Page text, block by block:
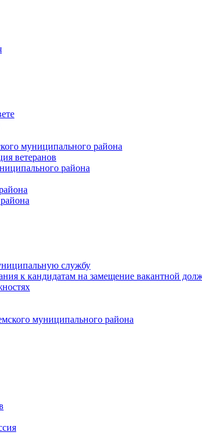
муниципального района
ветеранов
района
службу
к кандидатам на замещение вакантной
муниципального района